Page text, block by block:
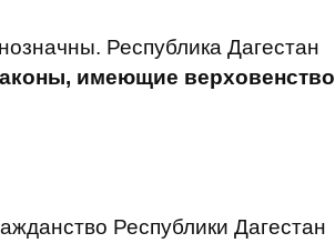
Республика Дагестан
имеющие верховенство
Республики Дагестан